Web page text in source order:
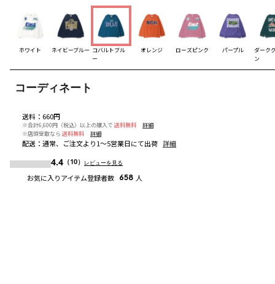
ホワイト ネイビーブルー コバルトブル
ー
オレンジ ローズピンク パープル
ダーク
ン
コーディネート
送料 ： 660円
※合計6,600円（税込）以上の購入で 送料無料
詳細
※店頭受取なら 送料無料 詳細
配送 ： 通常、ご注文より1～5営業日にて出荷 詳細
4.4 （10） レビューを見る
お気に入りアイテム登録者数 658 人